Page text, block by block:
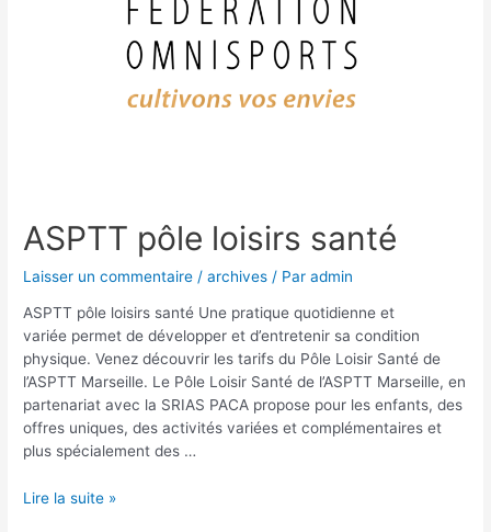
ASPTT pôle loisirs santé
Laisser un commentaire /archives / Paradmin
ASPTT pôle loisirs santé Une pratique quotidienne et
variée permet de développer et d’entretenir sa condition
physique. Venez découvrir les tarifs du Pôle Loisir Santé de
l’ASPTT Marseille. Le Pôle Loisir Santé de l’ASPTT Marseille, en
partenariat avec la SRIAS PACA propose pour les enfants, des
offres uniques, des activités variées et complémentaires et
plus spécialement des …
Lire la suite »